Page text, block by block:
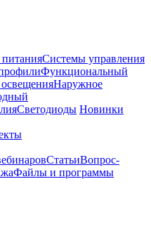
Системы управления
Функциональный
Наружное
Светодиоды Новинки
СтатьиВопрос-
Файлы и программы